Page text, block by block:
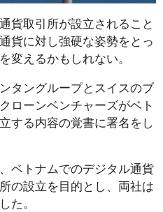
貨取引所が設立されること
貨に対し強硬な姿勢をとっ
変えるかもしれない。
タングループとスイスのブ
ローンベンチャーズがベト
する内容の覚書に署名をし
ベトナムでのデジタル通貨
の設立を目的とし、両社は
た。